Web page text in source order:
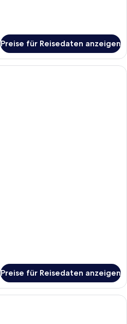
Preise für Reisedaten anzeigen
Preise für Reisedaten anzeigen